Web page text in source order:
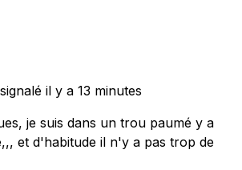
il y a 13 minutes
je suis dans un trou paumé y a
et d'habitude il n'y a pas trop de